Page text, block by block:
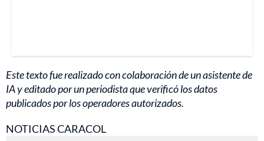
Este texto fue realizado con colaboración de un asistente de
IA y editado por un periodista que verificó los datos
publicados por los operadores autorizados.
NOTICIAS CARACOL